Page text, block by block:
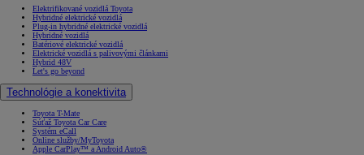
Elektrifikované vozidlá Toyota
Hybridné elektrické vozidlá
Plug-in hybridné elektrické vozidlá
Hybridné vozidlá
Batériové elektrické vozidlá
Elektrické vozidlá s palivovými článkami
Hybrid 48V
Let's go beyond
Technológie a konektivita
Toyota T-Mate
Súťaž Toyota Car Care
Systém eCall
Online služby/MyToyota
Apple CarPlay™ a Android Auto®